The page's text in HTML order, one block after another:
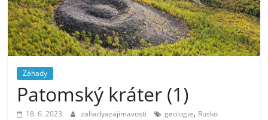
Záhady
Patomský kráter (1)
18. 6. 2023 zahadyazajimavosti geologie, Rusko